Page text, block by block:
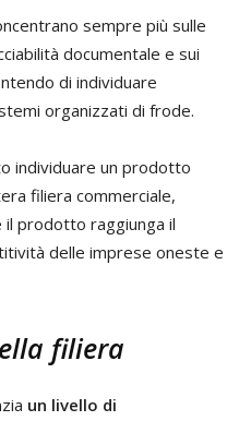
sempre più sulle
documentale e sui
di individuare
organizzati di frode.
individuare un prodotto
filiera commerciale,
prodotto raggiunga il
delle imprese oneste e
filiera
un livello di